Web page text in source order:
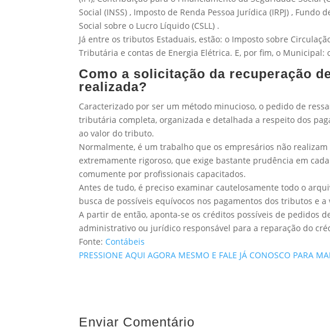
Social (INSS) , Imposto de Renda Pessoa Jurídica (IRPJ) ,
Social sobre o Lucro Líquido (CSLL) .
Já entre os tributos Estaduais, estão: o Imposto sobre
Tributária e contas de Energia Elétrica. E, por fim, o Municipal:
Como a solicitação da recuperação
realizada?
Caracterizado por ser um método minucioso, o pedido de
tributária completa, organizada e detalhada a respeito dos
ao valor do tributo.
Normalmente, é um trabalho que os empresários não
extremamente rigoroso, que exige bastante prudência em
comumente por profissionais capacitados.
Antes de tudo, é preciso examinar cautelosamente todo o
busca de possíveis equívocos nos pagamentos dos tributos e
A partir de então, aponta-se os créditos possíveis de pedidos
administrativo ou jurídico responsável para a reparação do
Fonte: Contábeis
PRESSIONE AQUI AGORA MESMO E FALE JÁ CONOSCO PARA
Enviar Comentário